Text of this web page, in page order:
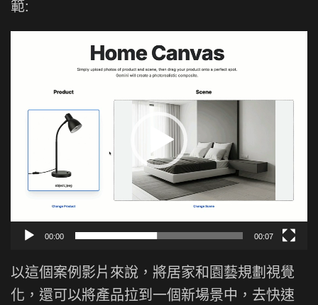
範:
00:00 00:07
以這個案例影片來說，將居家和園藝規劃視覺
化，還可以將產品拉到一個新場景中，去快速